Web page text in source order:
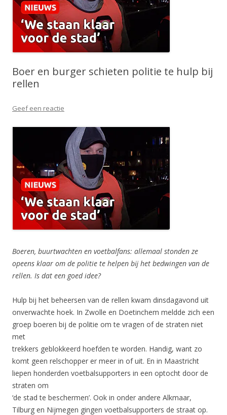
Boer en burger schieten politie te hulp bij
rellen
Geef een reactie
Boeren, buurtwachten en voetbalfans: allemaal stonden ze
opeens klaar om de politie te helpen bĳ het bedwingen van de
rellen. Is dat een goed idee?
Hulp bij het beheersen van de rellen kwam dinsdagavond uit
onverwachte hoek. In Zwolle en Doetinchem meldde zich een
groep boeren bij de politie om te vragen of de straten niet
met
trekkers geblokkeerd hoefden te worden. Handig, want zo
komt geen relschopper er meer in of uit. En in Maastricht
liepen honderden voetbalsupporters in een optocht door de
straten om
‘de stad te beschermen’. Ook in onder andere Alkmaar,
Tilburg en Nijmegen gingen voetbalsupporters de straat op.